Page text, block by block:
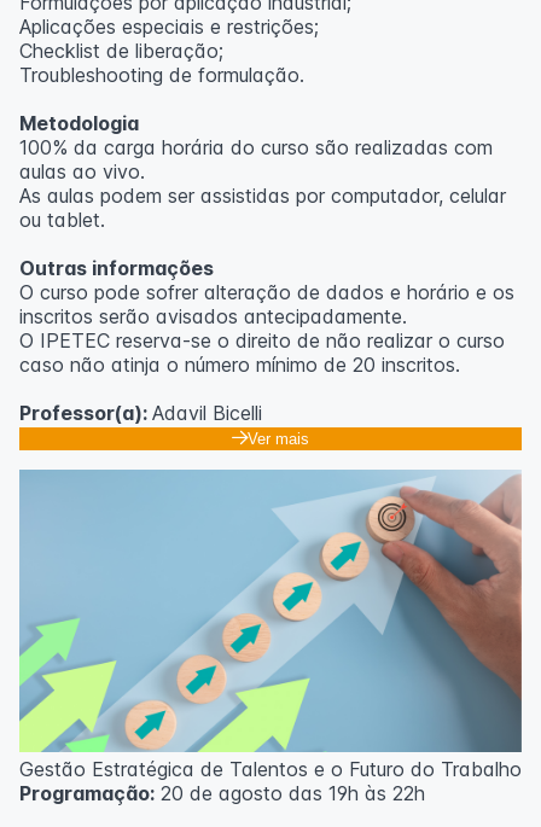
Aplicações especiais e restrições;
Checklist de liberação;
Troubleshooting de formulação.
Metodologia
100% da carga horária do curso são realizadas com
aulas ao vivo.
As aulas podem ser assistidas por computador, celular
ou tablet.
Outras informações
O curso pode sofrer alteração de dados e horário e os
inscritos serão avisados ​​antecipadamente.
O IPETEC reserva-se o direito de não realizar o curso
caso não atinja o número mínimo de 20 inscritos.
Professor(a): Adavil Bicelli
Ver mais
Gestão Estratégica de Talentos e o Futuro do Trabalho
Programação: 20 de agosto das 19h às 22h